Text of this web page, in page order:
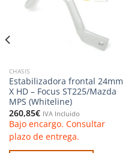
CHASIS
Estabilizadora frontal 24mm
X HD – Focus ST225/Mazda
MPS (Whiteline)
260,85€ IVA Incluido
Bajo encargo. Consultar
plazo de entrega.